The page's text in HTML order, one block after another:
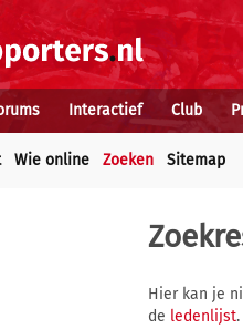
Interactief Club
Wie online Zoeken Sitemap
Hier kan je
de ledenlijst.